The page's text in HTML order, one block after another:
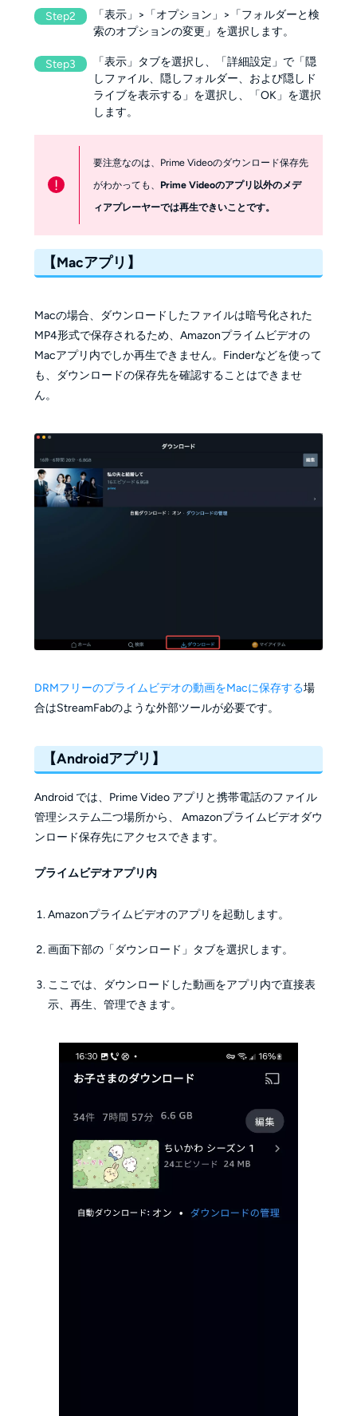
Step2
「表示」>「オプション」>「フォルダーと検
索のオプションの変更」を選択します。
Step3
「表示」タブを選択し、「詳細設定」で「隠
しファイル、隠しフォルダー、および隠しド
ライブを表示する」を選択し、「OK」を選択
します。
!
要注意なのは、Prime Videoのダウンロード保存先
がわかっても、 Prime Videoのアプリ以外のメデ
ィアプレーヤーでは再生できいことです。
【Macアプリ】
Macの場合、ダウンロードしたファイルは暗号化された
MP4形式で保存されるため、Amazonプライムビデオの
Macアプリ内でしか再生できません。Finderなどを使って
も、ダウンロードの保存先を確認することはできませ
ん。
DRMフリーのプライムビデオの動画をMacに保存する場
合はStreamFabのような外部ツールが必要です。
【Androidアプリ】
Android では、Prime Video アプリと携帯電話のファイル
管理システム二つ場所から、 Amazonプライムビデオダウ
ンロード保存先にアクセスできます。
プライムビデオアプリ内
Amazonプライムビデオのアプリを起動します。
画面下部の「ダウンロード」タブを選択します。
ここでは、ダウンロードした動画をアプリ内で直接表
示、再生、管理できます。